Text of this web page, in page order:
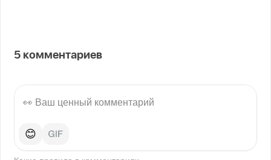
5 комментариев
😊